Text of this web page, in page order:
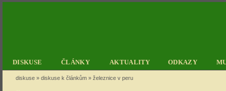
DISKUSE ČLÁNKY AKTUALITY ODKAZY
diskuse » diskuse k článkům » železnice v peru